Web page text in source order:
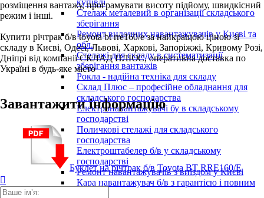
купівлі
Стелаж металевий в організації складського
зберігання
Ремонт вилочних навантажувачів у Києві та
обл.
Стелажі для складу в систематизації
зберігання вантажів
Рокла - надійна техніка для складу
Склад Плюс – професійне обладнання для
складського господарства
Електронавантажувачі бу в складському
господарстві
Поличкові стелажі для складського
господарства
Електроштабелер б/в у складському
господарстві
Ремонт навантажувачів з виїздом у Києві
Кара навантажувач б/в з гарантією і повним
розміщення вантажу, програмувати висоту підйому, швидкісний
режим і інші.
Купити річтрак б/в toyota bt rre160/e за найкращою ціною зі
складу в Києві, Одесі, Львові, Харкові, Запоріжжі, Кривому Розі,
Дніпрі від компанії СКЛАД ПЛЮС, оперативна доставка по
Україні в будь-яке місто
Завантажити інформацію
Буклет на річтрак б/в Toyota BT RRE160/E
